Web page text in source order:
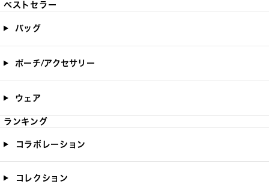
ベストセラー
バッグ
ポーチ/アクセサリー
ウェア
ランキング
コラボレーション
コレクション